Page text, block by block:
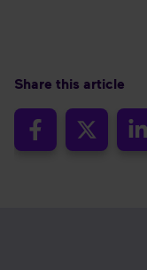
Share this article